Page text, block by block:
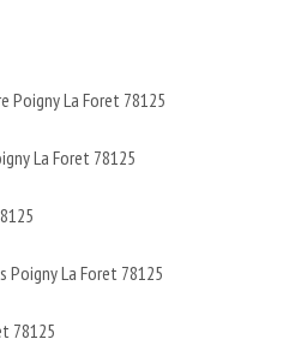
La Foret 78125
La Foret 78125
La Foret 78125
78125